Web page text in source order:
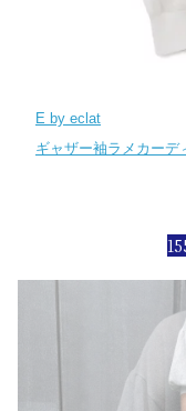
E by eclat
ギャザー袖ラメカーデ